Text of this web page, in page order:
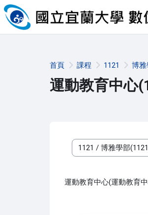
跳至主內容
首頁 課程 1121 博雅
運動教育中心
課程類別
運動教育中心(運動教育